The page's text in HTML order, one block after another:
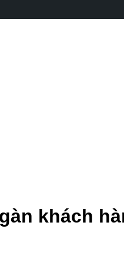
khách